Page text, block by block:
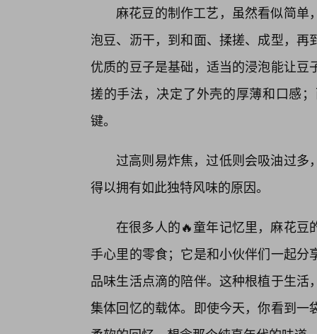
麻花豆的制作工艺，虽然看似简
泡豆、沥干，到和面、揉搓、成型，
优质的豆子是基础，适当的浸泡能让
搓的手法，决定了外壳的厚薄和口感
键。
过高则易炸焦，过低则会吸油过
得以拥有如此独特风味的原因。
在很多人的🔥童年记忆里，麻花豆
手心里的零食；它是和小伙伴们一起
品味生活点滴的陪伴。这种根植于生
集体回忆的载体。即使今天，你看到